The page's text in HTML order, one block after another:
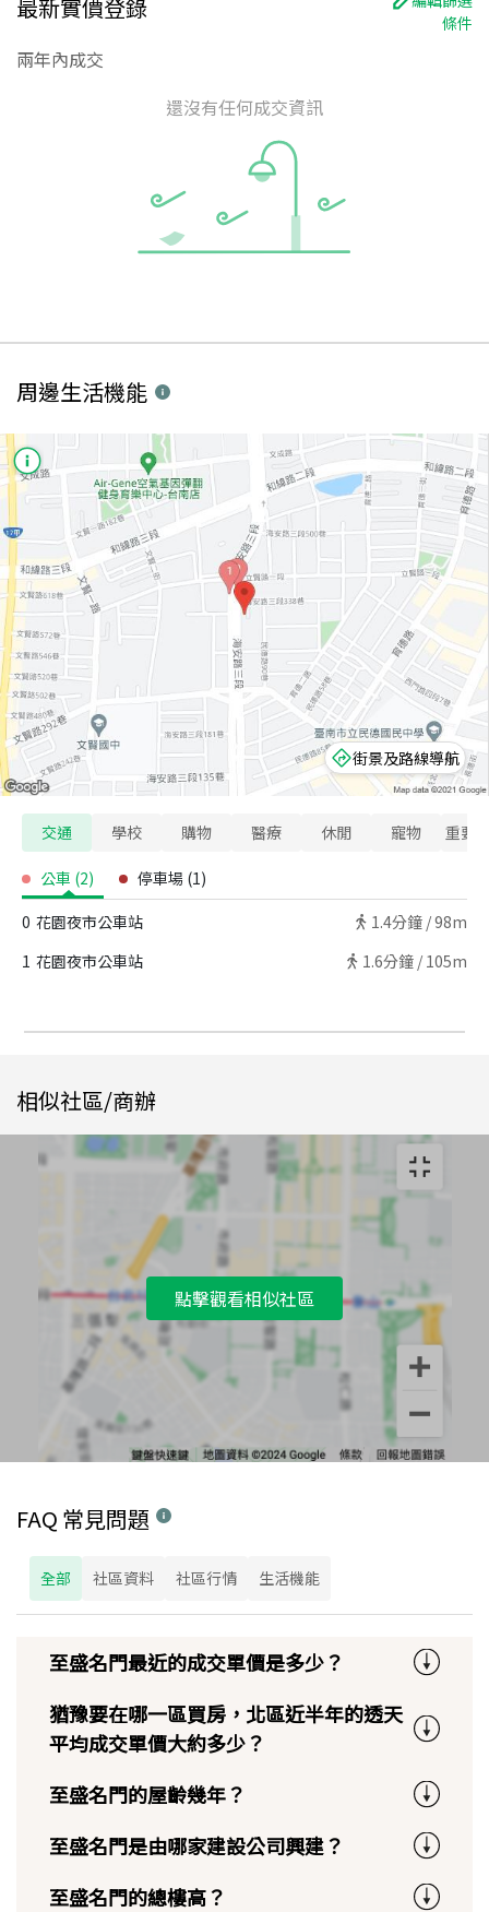
最新實價登錄
條件
兩年內成交
還沒有任何成交資訊
周邊生活機能
街景及路線導航
交通 學校 購物 醫療 休閒 寵物 重要
公車 (2) 停車場 (1)
0 花園夜市公車站 1.4分鐘 /98m
1 花園夜市公車站 1.6分鐘 / 105m
相似社區/商辦
點擊觀看相似社區
FAQ 常見問題
全部 社區資料 社區行情 生活機能
至盛名門最近的成交單價是多少？
猶豫要在哪一區買房，北區近半年的透天
平均成交單價大約多少？
至盛名門的屋齡幾年？
至盛名門是由哪家建設公司興建？
至盛名門的總樓高？